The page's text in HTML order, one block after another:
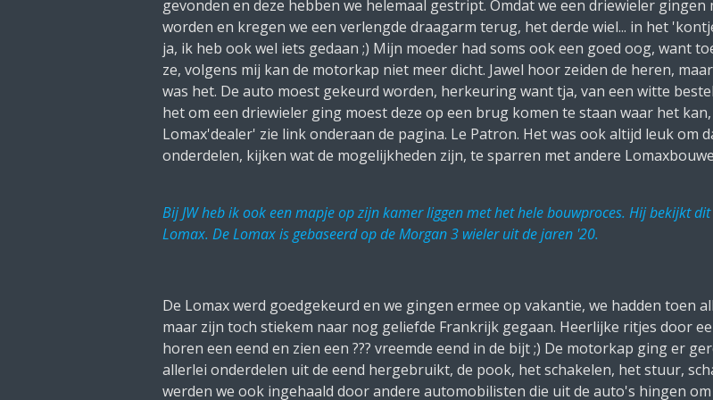
gevonden en deze hebben we helemaal gestript. Omdat we een driewieler
worden en kregen we een verlengde draagarm terug, het derde wiel... in het
ja, ik heb ook wel iets gedaan ;) Mijn moeder had soms ook een goed oog, want
ze, volgens mij kan de motorkap niet meer dicht. Jawel hoor zeiden de heren,
was het. De auto moest gekeurd worden, herkeuring want tja, van een witte
het om een driewieler ging moest deze op een brug komen te staan waar het
Lomax'dealer' zie link onderaan de pagina. Le Patron. Het was ook altijd leuk om
onderdelen, kijken wat de mogelijkheden zijn, te sparren met andere
Bij JW heb ik ook een mapje op zijn kamer liggen met het hele bouwproces. Hij bekijkt
Lomax. De Lomax is gebaseerd op de Morgan 3 wieleruit de jaren '20.
De Lomax werd goedgekeurd en we gingen ermee op vakantie, we hadden toen
maar zijn toch stiekem naar nog geliefde Frankrijk gegaan. Heerlijke ritjes door
horen een eend en zien een ??? vreemde eend in de bijt ;) De motorkap ging er
allerlei onderdelen uit de eend hergebruikt, de pook, het schakelen, het stuur,
werden we ook ingehaald door andere automobilisten die uit de auto's hingen